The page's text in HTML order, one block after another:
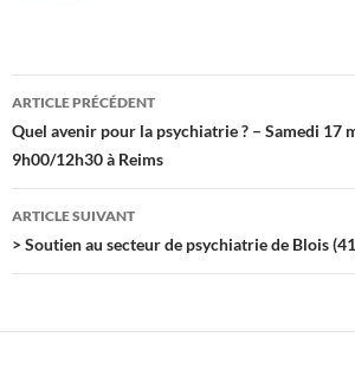
o
o
e
r
Navigation
des
articles
ARTICLE PRÉCÉDENT
Quel avenir pour la psychiatrie ? – Samedi 17
9h00/12h30 à Reims
ARTICLE SUIVANT
> Soutien au secteur de psychiatrie de Blois